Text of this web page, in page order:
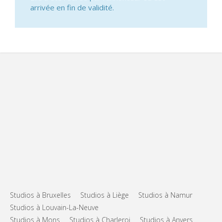
arrivée en fin de validité.
Studios à Bruxelles Studios à Liège
Studios à Namur
Studios à Louvain-La-Neuve
Studios à Mons
Studios à Charleroi Studios à Anvers